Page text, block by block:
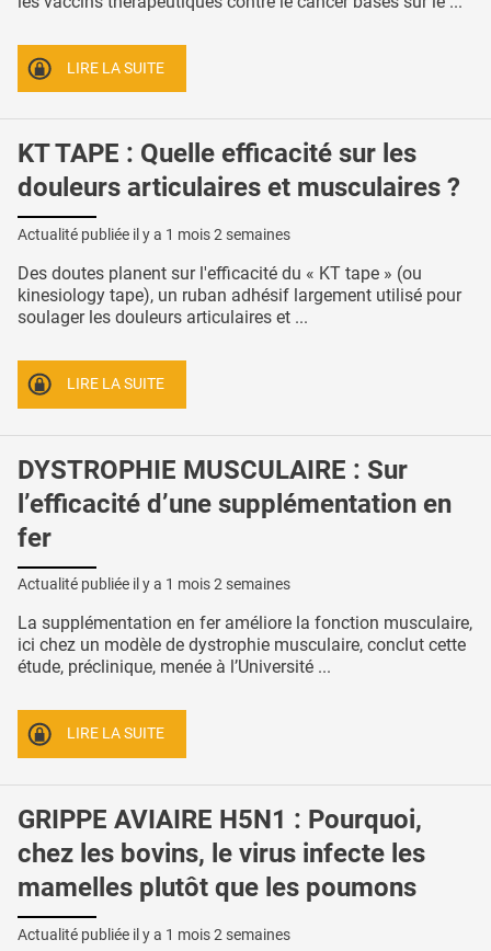
LIRE LA SUITE
KT TAPE : Quelle efficacité sur les
douleurs articulaires et musculaires ?
Actualité publiée il y a 1 mois 2 semaines
Des doutes planent sur l'efficacité du « KT tape » (ou
kinesiology tape), un ruban adhésif largement utilisé pour
soulager les douleurs articulaires et ...
LIRE LA SUITE
DYSTROPHIE MUSCULAIRE : Sur
l’efficacité d’une supplémentation en
fer
Actualité publiée il y a 1 mois 2 semaines
La supplémentation en fer améliore la fonction musculaire,
ici chez un modèle de dystrophie musculaire, conclut cette
étude, préclinique, menée à l’Université ...
LIRE LA SUITE
GRIPPE AVIAIRE H5N1 : Pourquoi,
chez les bovins, le virus infecte les
mamelles plutôt que les poumons
Actualité publiée il y a 1 mois 2 semaines